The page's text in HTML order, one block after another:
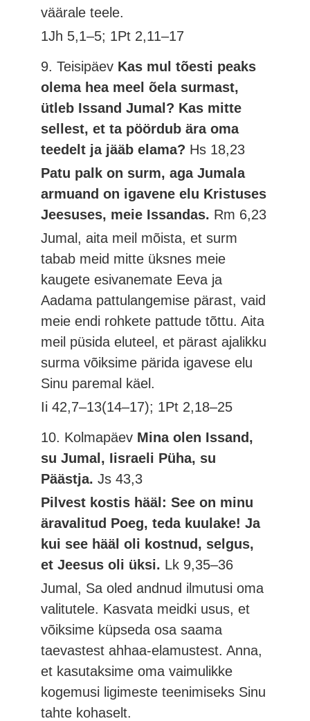
väärale teele.
1Jh 5,1–5; 1Pt 2,11–17
9. Teisipäev Kas mul tõesti peaks
olema hea meel õela surmast,
ütleb Issand Jumal? Kas mitte
sellest, et ta pöördub ära oma
teedelt ja jääb elama? Hs 18,23
Patu palk on surm, aga Jumala
armuand on igavene elu Kristuses
Jeesuses, meie Issandas. Rm 6,23
Jumal, aita meil mõista, et surm
tabab meid mitte üksnes meie
kaugete esivanemate Eeva ja
Aadama pattulangemise pärast, vaid
meie endi rohkete pattude tõttu. Aita
meil püsida eluteel, et pärast ajalikku
surma võiksime pärida igavese elu
Sinu paremal käel.
Ii 42,7–13(14–17); 1Pt 2,18–25
10. Kolmapäev Mina olen Issand,
su Jumal, Iisraeli Püha, su
Päästja.Js 43,3
Pilvest kostis hääl: See on minu
äravalitud Poeg, teda kuulake! Ja
kui see hääl oli kostnud, selgus,
et Jeesus oli üksi. Lk 9,35–36
Jumal, Sa oled andnud ilmutusi oma
valitutele. Kasvata meidki usus, et
võiksime küpseda osa saama
taevastest ahhaa-elamustest. Anna,
et kasutaksime oma vaimulikke
kogemusi ligimeste teenimiseks Sinu
tahte kohaselt.